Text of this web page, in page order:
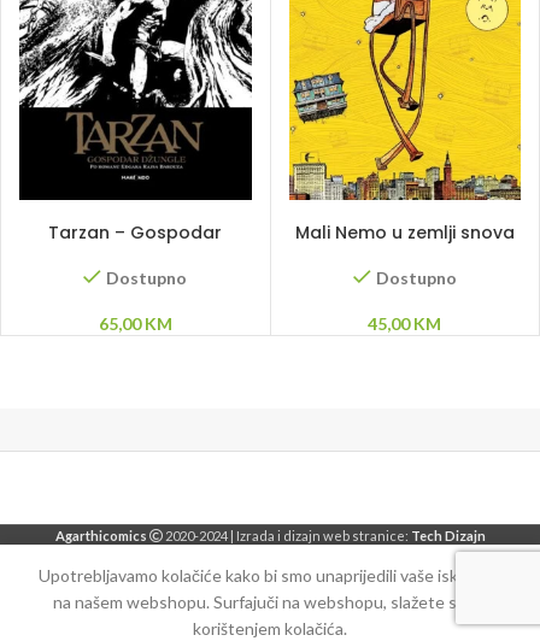
Tarzan – Gospodar
džungle
Dostupno
65,00KM
Mali Nemo u zemlji snova
Dostupno
45,00KM
Agarthicomics 2020-2024 | Izrada i dizajn web stranice: Tech Dizajn
Upotrebljavamo kolačiće kako bi smo unaprijedili vaše iskustvo
na našem webshopu. Surfajuči na webshopu, slažete se sa
korištenjem kolačića.